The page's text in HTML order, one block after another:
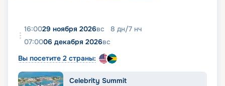
16:0029 ноября 2026вс 8 дн/7 нч
07:0006 декабря 2026вс
Вы посетите 2 страны:
Celebrity Summit